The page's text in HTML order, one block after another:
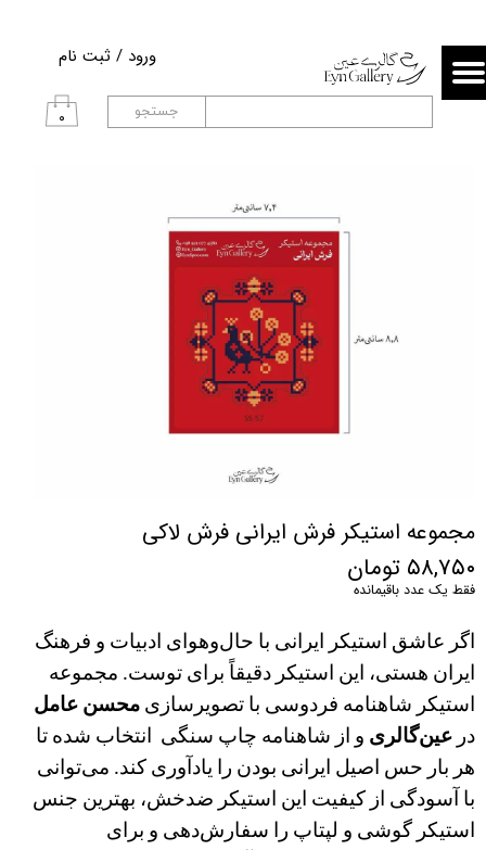
۰
ورود / ثبت نام
حساب کاربری من
تغییر گذر واژه
جستجو
مجموعه استیکر فرش ایرانی فرش لاکی
۵۸,۷۵۰ تومان
فقط یک عدد باقیمانده
استیکر شاهنامه فردوسی با تصویرسازی محسن عامل
در عین‌گالری